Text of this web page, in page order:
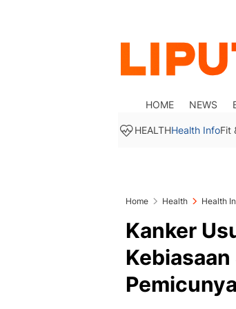
HOME NEWS
HEALTHHealth InfoFit
Home Health Health
Kanker
Pemicunya